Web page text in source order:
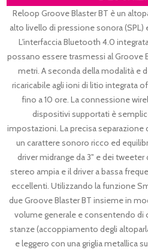
Reloop Groove Blaster BT è un
alto livello di pressione sonora
L'interfaccia Bluetooth 4.0
possano essere trasmessi al Groove
metri. A seconda della modalità e
ricaricabile agli ioni di litio integrata
fino a 10 ore. La connessione
dispositivi supportati è
impostazioni. La precisa separazione
un carattere sonoro ricco ed
driver midrange da 3" e dei tweeter
stereo ampia e il driver a bassa
eccellenti. Utilizzando la funzione
due Groove Blaster BT insieme in
volume generale e consentendo di
stanze (accoppiamento degli
e leggero con una griglia metallica